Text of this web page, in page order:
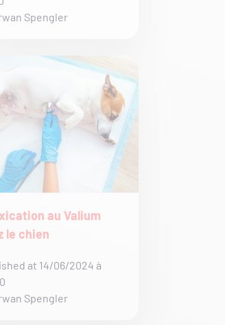
Spengler
au Valium
le chien
at 14/06/2024 à
Spengler